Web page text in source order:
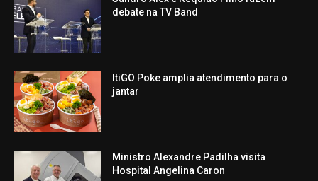
debate na TV Band
ItiGO Poke amplia atendimento para o
jantar
Ministro Alexandre Padilha visita
Hospital Angelina Caron